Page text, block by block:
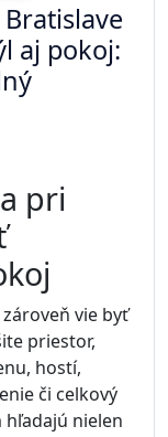
aj pokoj:
pri
vie byť
priestor,
hostí,
či celkový
nielen